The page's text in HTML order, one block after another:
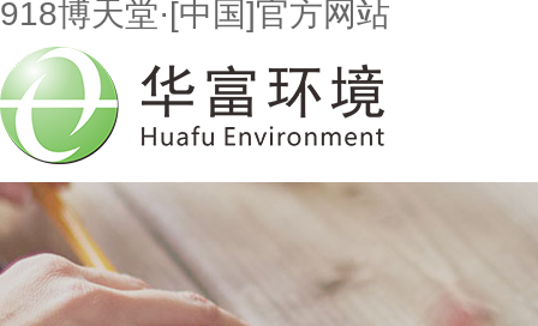
918博天堂·[中国]官方网站
走进918博天堂